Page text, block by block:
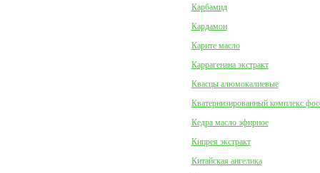
Карбамид
Кардамон
Карите масло
Каррагенана экстракт
Квасцы алюмокалиевые
Кватернизированный комплекс
Кедра масло эфирное
Кипрея экстракт
Китайская ангелика